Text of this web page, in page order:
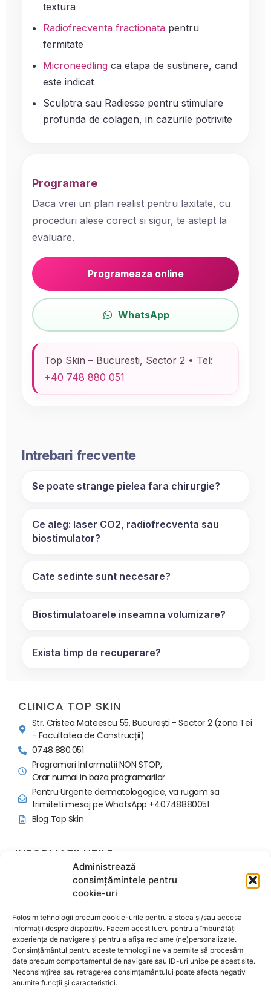
Administrează
consimțămintele pentru
cookie-uri
Folosim tehnologii precum cookie-urile pentru a stoca și/sau accesa
informații despre dispozitiv. Facem acest lucru pentru a îmbunătăți
experiența de navigare și pentru a afișa reclame (ne)personalizate.
Consimțământul pentru aceste tehnologii ne va permite să procesăm
date precum comportamentul de navigare sau ID-uri unice pe acest site.
Neconsimțirea sau retragerea consimțământului poate afecta negativ
anumite funcții și caracteristici.
textura
Radiofrecventa fractionata pentru
fermitate
Microneedling ca etapa de sustinere, cand
este indicat
Sculptra sau Radiesse pentru stimulare
profunda de colagen, in cazurile potrivite
Programare
Daca vrei un plan realist pentru laxitate, cu
proceduri alese corect si sigur, te astept la
evaluare.
Programeaza online
WhatsApp
Top Skin – Bucuresti, Sector 2 • Tel:
+40 748 880 051
Intrebari frecvente
Se poate strange pielea fara chirurgie?
Ce aleg: laser CO2, radiofrecventa sau
biostimulator?
Cate sedinte sunt necesare?
Biostimulatoarele inseamna volumizare?
Exista timp de recuperare?
CLINICA TOP SKIN
Str. Cristea Mateescu 55, București - Sector 2 (zona Tei
- Facultatea de Construcții)
0748.880.051
Programari Informatii NON STOP,
Orar numai in baza programarilor
Pentru Urgente dermatologogice, va rugam sa
trimiteti mesaj pe WhatsApp +40748880051
Blog Top Skin
INFORMAȚII UTILE
Politica programari si avans
Regulament Ordine Interioara
Contactează-ne
Despre noi
Termeni și condiții
Politica de confidențialitate
Politica de cookie-uri
Acord Informat Proceduri